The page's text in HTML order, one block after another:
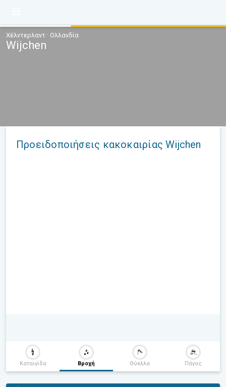
Χέλντερλαντ · Ολλανδία
Wijchen
Προειδοποιήσεις κακοκαιρίας Wijchen
Καταιγίδα Βροχή Θύελλα Πάγος